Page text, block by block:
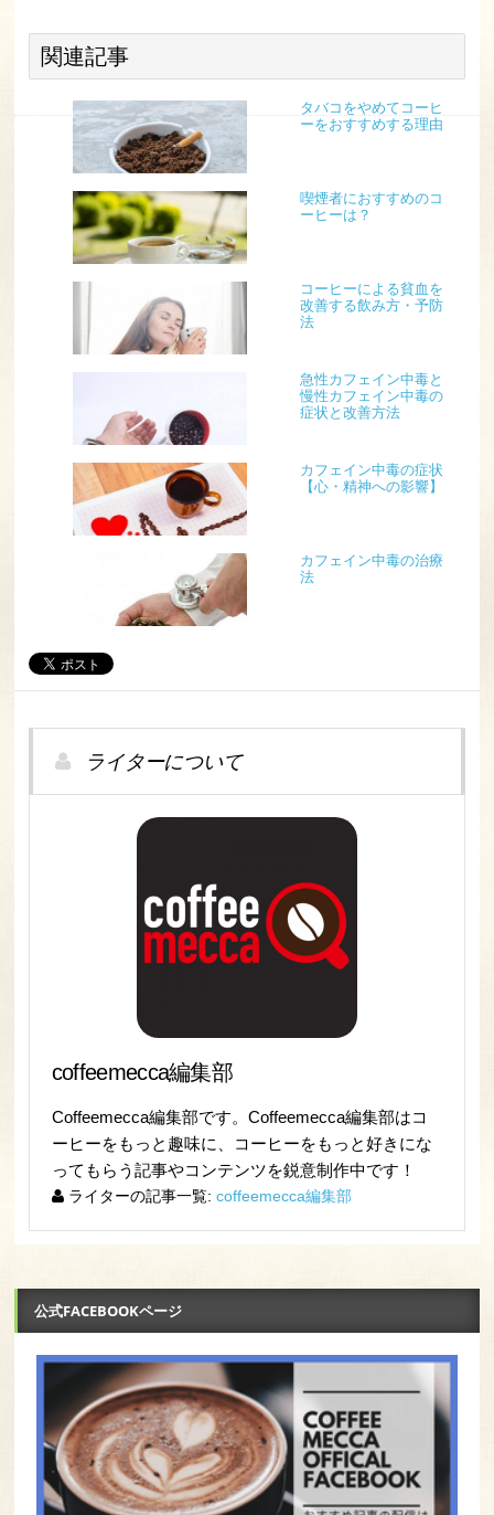
関連記事
タバコをやめてコーヒ
ーをおすすめする理由
喫煙者におすすめのコ
ーヒーは？
コーヒーによる貧血を
改善する飲み方・予防
法
急性カフェイン中毒と
慢性カフェイン中毒の
症状と改善方法
カフェイン中毒の症状
【心・精神への影響】
カフェイン中毒の治療
法
ライターについて
coffeemecca編集部
Coffeemecca編集部です。Coffeemecca編集部はコ
ーヒーをもっと趣味に、コーヒーをもっと好きにな
ってもらう記事やコンテンツを鋭意制作中です！
ライターの記事一覧: coffeemecca編集部
公式FACEBOOKページ